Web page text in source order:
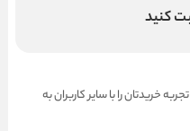
کنید
خریدتان را با سایر کاربران به